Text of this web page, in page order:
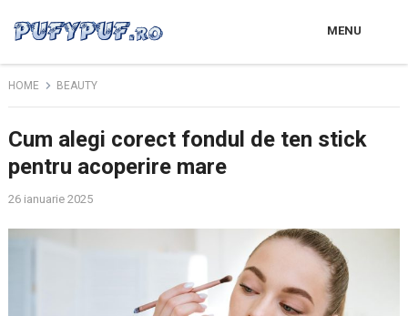
MENU
HOME BEAUTY
Cum alegi corect fondul de ten stick
pentru acoperire mare
26 ianuarie 2025